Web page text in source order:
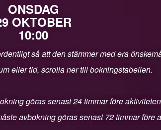
ONSDAG
OKTOBER
10:00
så att den stämmer med era
eller tid, scrolla ner till bokningstabellen.
göras senast 24 timmar före
avbokning göras senast 72 timmar före